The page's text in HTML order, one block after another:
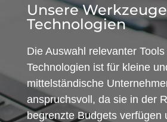
Unsere
Technologien
Die Auswahl relevanter Tools
Technologien ist für kleine
mittelständische
anspruchsvoll, da sie in der
begrenzte Budgets verfügen